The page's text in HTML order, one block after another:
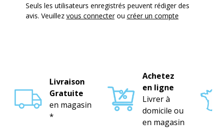
Seuls les utilisateurs enregistrés peuvent rédiger des
avis. Veuillez vous connecterou créer un compte
Livraison
Gratuite
en magasin
*
Achetez
en ligne
Livrer à
domicile ou
en magasin